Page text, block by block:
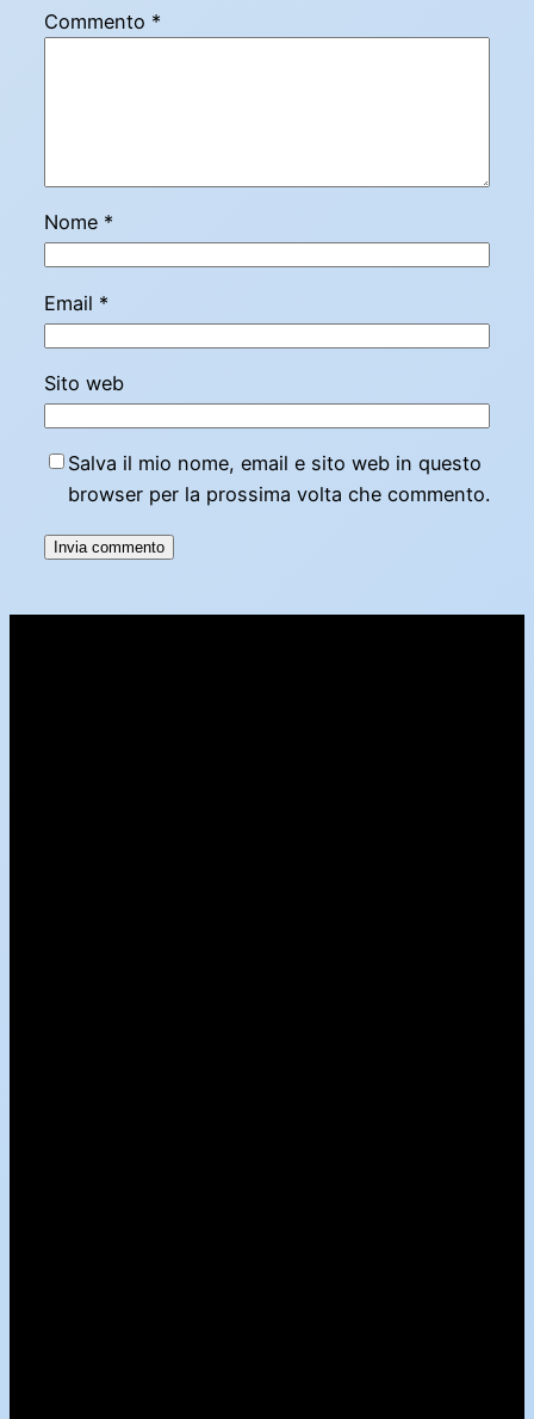
Commento *
Nome *
Email *
Sito web
Salva il mio nome, email e sito web in questo
browser per la prossima volta che commento.